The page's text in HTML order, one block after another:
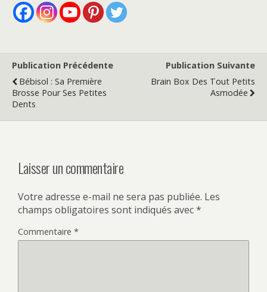
Publication Précédente
Bébisol : Sa Première
Brosse Pour Ses Petites
Dents
Publication Suivante
Brain Box Des Tout Petits
Asmodée
Laisser un commentaire
Votre adresse e-mail ne sera pas publiée. Les
champs obligatoires sont indiqués avec*
Commentaire *